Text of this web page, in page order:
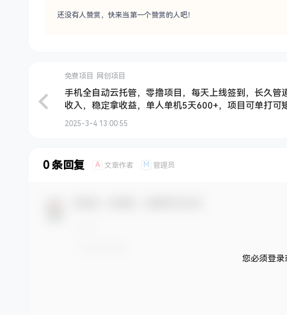
还没有人赞赏，快来当第一个赞赏的人吧！
免费项目 网创项目
手机全自动云托管，零撸项目，每天上线签到，长久管
收入，稳定拿收益，单人单机5天600+，项目可单打可
阵操作
2025-3-4 13:00:55
0 条回复 A 文章作者 M 管理员
您必须登录